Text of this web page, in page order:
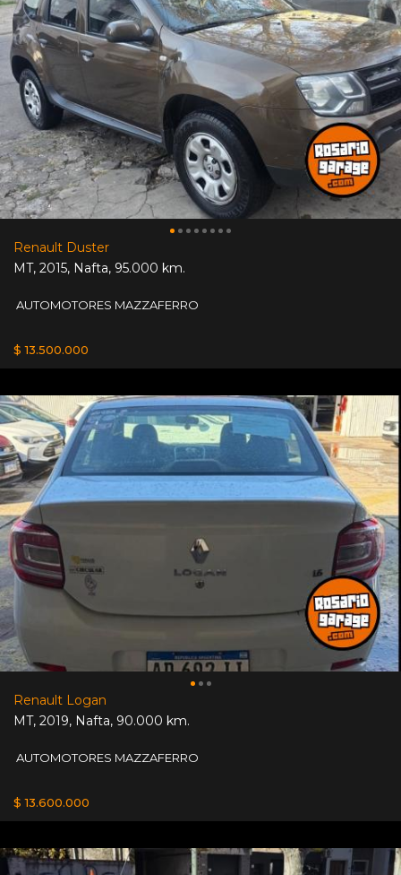
Renault Duster
MT, 2015, Nafta, 95.000 km.
AUTOMOTORES MAZZAFERRO
$ 13.500.000
Renault Logan
MT, 2019, Nafta, 90.000 km.
AUTOMOTORES MAZZAFERRO
$ 13.600.000